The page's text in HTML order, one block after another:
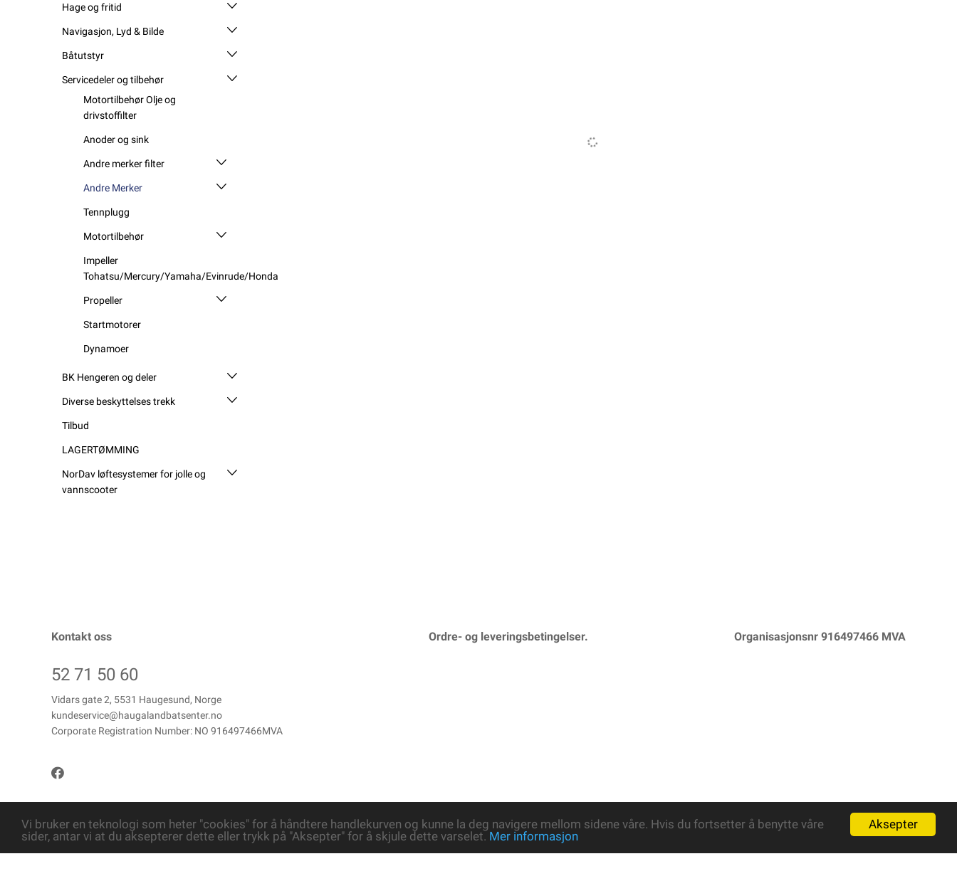
Aksepter
Vi bruker en teknologi som heter "cookies" for å håndtere handlekurven og kunne la deg navigere mellom sidene våre. Hvis du fortsetter å benytte våre
sider, antar vi at du aksepterer dette eller trykk på "Aksepter" for å skjule dette varselet. Mer informasjon
Hage og fritid
Navigasjon, Lyd & Bilde
Båtutstyr
Servicedeler og tilbehør
Motortilbehør Olje og
drivstoffilter
Anoder og sink
Andre merker filter
Andre Merker
Tennplugg
Motortilbehør
Impeller
Tohatsu/Mercury/Yamaha/Evinrude/Honda
Propeller
Startmotorer
Dynamoer
BK Hengeren og deler
Diverse beskyttelses trekk
Tilbud
LAGERTØMMING
NorDav løftesystemer for jolle og
vannscooter
Kontakt oss
52 71 50 60
Vidars gate 2, 5531 Haugesund, Norge
kundeservice@haugalandbatsenter.no
Corporate Registration Number: NO 916497466MVA
Ordre- og leveringsbetingelser. Organisasjonsnr 916497466 MVA